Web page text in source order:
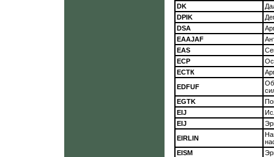
DK
DPIK
DSA
EAAJAF
EAS
ЕСР
ЕСТК
EDFUF
EGTK
EIJ
EIJ
EIRLIN
EISM